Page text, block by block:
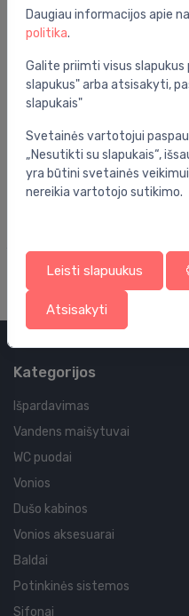
Sodo ventiliai
⬤
SCHELL pripylimo
1/2"
89.00 €
Kategorijos
Išpardavimas
Vandens maišytuvai
WC puodai
Vonios
Dušo kabinos
Vonios aksesuarai
Baldai
Potinkinės sistemos
Sifonai
Daugiau informacijos apie
politika.
Galite priimti visus
slapukus" arba atsisakyti,
slapukais"
Svetainės vartotojui
„Nesutikti su slapukais“,
yra būtini svetainės
nereikia vartotojo sutikimo.
Leisti slapuukus
Atsisakyti